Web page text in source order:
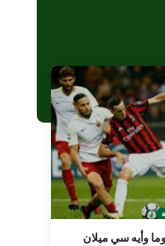
وأيه سي ميلان